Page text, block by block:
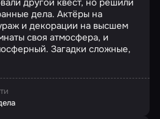
другой квест, но решили
дела. Актёры на
и декорации на высшем
своя атмосфера, и
Загадки сложные,